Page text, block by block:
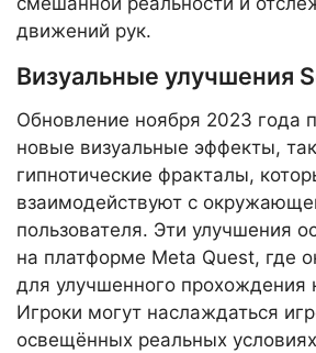
движений рук.
Визуальные улучшения
Обновление ноября 2023 года
новые визуальные эффекты,
гипнотические фракталы,
взаимодействуют с
пользователя. Эти улучшения
на платформе Meta Quest, где
для улучшенного прохождения
Игроки могут наслаждаться
освещённых реальных